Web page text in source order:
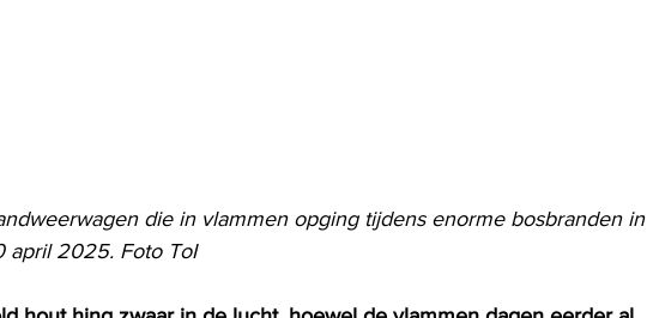
die in vlammen opging tijdens enorme bosbranden in
april 2025. Foto ToI